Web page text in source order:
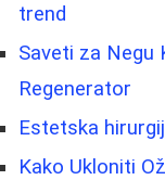
trend
Saveti za Negu
Regenerator
Estetska
Kako Ukloniti